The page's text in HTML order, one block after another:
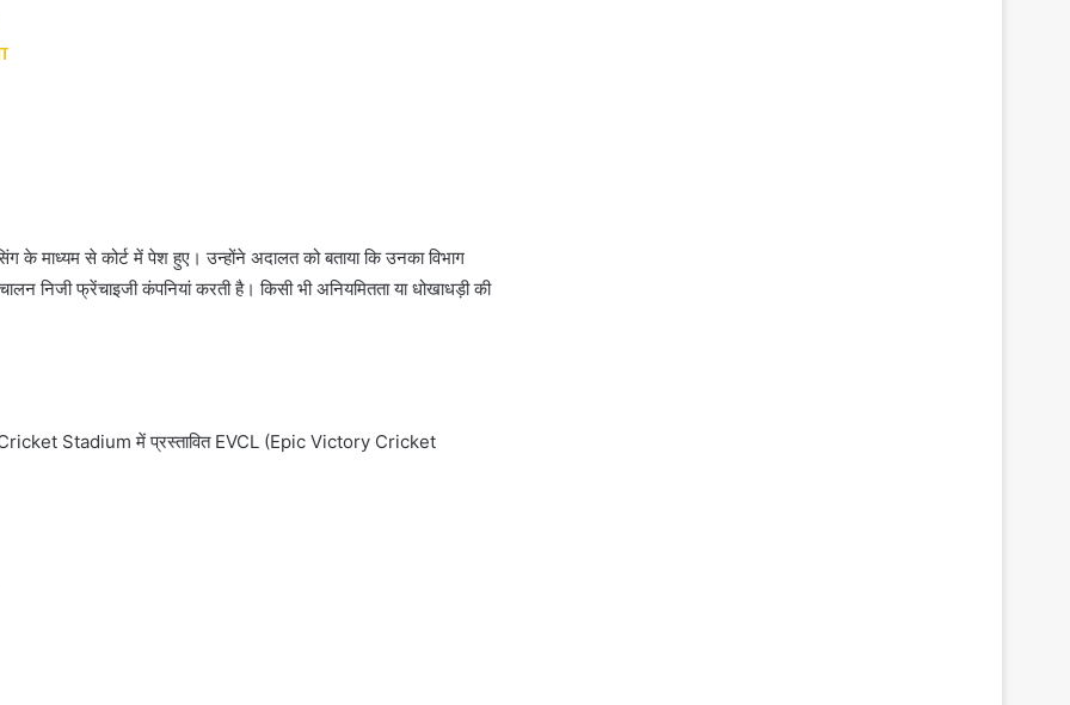
माध्यम से कोर्ट में पेश हुए। उन्होंने अदालत को बताया कि उनका विभाग
फ्रेंचाइजी कंपनियां करती है। किसी भी अनियमितता या धोखाधड़ी की
Cricket Stadium में प्रस्तावित EVCL (Epic Victory Cricket